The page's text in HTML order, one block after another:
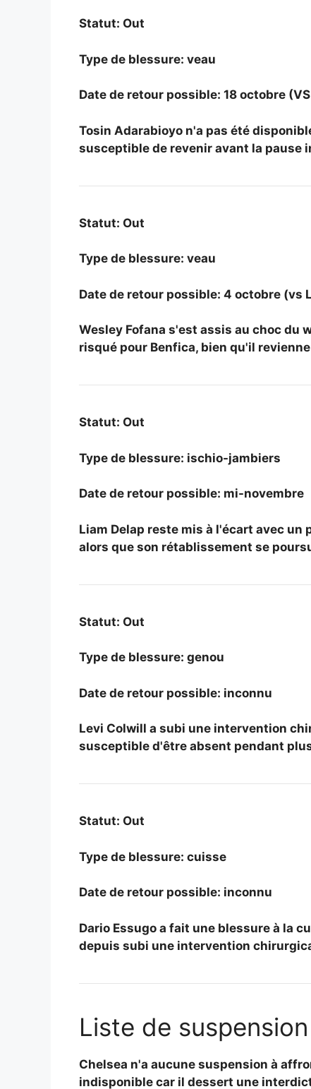
Statut: Out
Type de blessure: veau
Date de retour possible: 18 octobre
Tosin Adarabioyo n'a pas été
susceptible de revenir avant la pause
Statut: Out
Type de blessure: veau
Date de retour possible: 4 octobre (vs
Wesley Fofana s'est assis au choc du
risqué pour Benfica, bien qu'il
Statut: Out
Type de blessure: ischio-jambiers
Date de retour possible: mi-novembre
Liam Delap reste mis à l'écart avec
alors que son rétablissement se
Statut: Out
Type de blessure: genou
Date de retour possible: inconnu
Levi Colwill a subi une intervention
susceptible d'être absent pendant
Statut: Out
Type de blessure: cuisse
Date de retour possible: inconnu
Dario Essugo a fait une blessure à la
depuis subi une intervention
Liste de
Chelsea n'a aucune suspension à
indisponible car il dessert une